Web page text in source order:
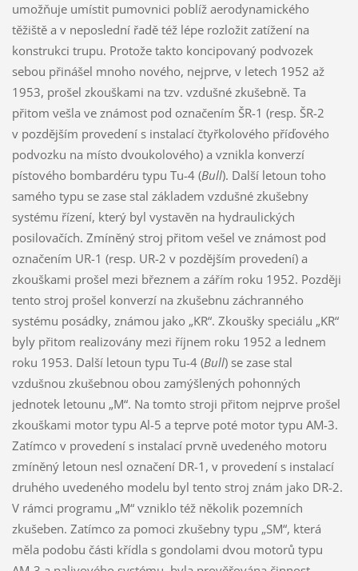
umožňuje umístit pumovnici poblíž aerodynamického
těžiště a v neposlední řadě též lépe rozložit zatížení na
konstrukci trupu. Protože takto koncipovaný podvozek
sebou přinášel mnoho nového, nejprve, v letech 1952 až
1953, prošel zkouškami na tzv. vzdušné zkušebně. Ta
přitom vešla ve známost pod označením ŠR-1 (resp. ŠR-2
v pozdějším provedení s instalací čtyřkolového příďového
podvozku na místo dvoukolového) a vznikla konverzí
pístového bombardéru typu Tu-4 (Bull). Další letoun toho
samého typu se zase stal základem vzdušné zkušebny
systému řízení, který byl vystavěn na hydraulických
posilovačích. Zmíněný stroj přitom vešel ve známost pod
označením UR-1 (resp. UR-2 v pozdějším provedení) a
zkouškami prošel mezi březnem a zářím roku 1952. Později
tento stroj prošel konverzí na zkušebnu záchranného
systému posádky, známou jako „KR“. Zkoušky speciálu „KR“
byly přitom realizovány mezi říjnem roku 1952 a lednem
roku 1953. Další letoun typu Tu-4 (Bull) se zase stal
vzdušnou zkušebnou obou zamýšlených pohonných
jednotek letounu „M“. Na tomto stroji přitom nejprve prošel
zkouškami motor typu Al-5 a teprve poté motor typu AM-3.
Zatímco v provedení s instalací prvně uvedeného motoru
zmíněný letoun nesl označení DR-1, v provedení s instalací
druhého uvedeného modelu byl tento stroj znám jako DR-2.
V rámci programu „M“ vzniklo též několik pozemních
zkušeben. Zatímco za pomoci zkušebny typu „SM“, která
měla podobu části křídla s gondolami dvou motorů typu